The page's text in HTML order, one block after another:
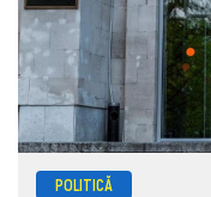
POLITICĂ